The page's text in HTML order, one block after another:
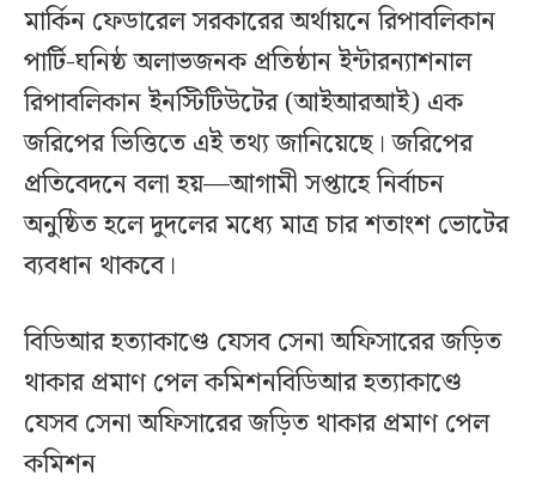
মার্কিন ফেডারেল সরকারের অর্থায়নে রিপাবলিকান
পার্টি-ঘনিষ্ঠ অলাভজনক প্রতিষ্ঠান ইন্টারন্যাশনাল
রিপাবলিকান ইনস্টিটিউটের (আইআরআই) এক
জরিপের ভিত্তিতে এই তথ্য জানিয়েছে। জরিপের
প্রতিবেদনে বলা হয়—আগামী সপ্তাহে নির্বাচন
অনুষ্ঠিত হলে দুদলের মধ্যে মাত্র চার শতাংশ ভোটের
ব্যবধান থাকবে।
বিডিআর হত্যাকাণ্ডে যেসব সেনা অফিসারের জড়িত
থাকার প্রমাণ পেল কমিশনবিডিআর হত্যাকাণ্ডে
যেসব সেনা অফিসারের জড়িত থাকার প্রমাণ পেল
কমিশন